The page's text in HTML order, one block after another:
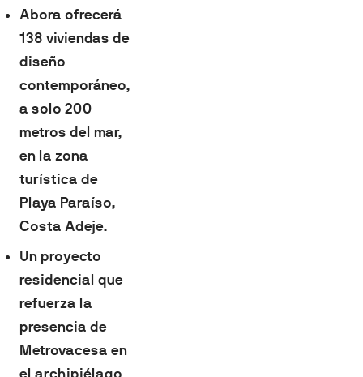
Abora ofrecerá
138 viviendas de
diseño
contemporáneo,
a solo 200
metros del mar,
en la zona
turística de
Playa Paraíso,
Costa Adeje.
Un proyecto
residencial que
refuerza la
presencia de
Metrovacesa en
el archipiélago